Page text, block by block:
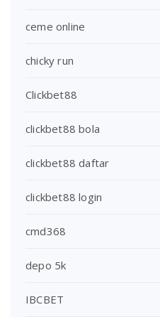
ceme online
chicky run
Clickbet88
clickbet88 bola
clickbet88 daftar
clickbet88 login
cmd368
depo 5k
IBCBET